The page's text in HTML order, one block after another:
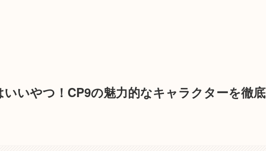
いいやつ！CP9の魅力的なキャラクターを徹底